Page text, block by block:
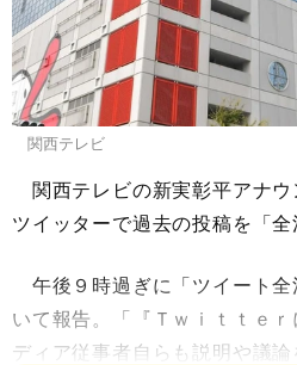
関西テレビ
関西テレビの新実彰平アナウ
ツイッターで過去の投稿を「全
午後９時過ぎに「ツイート全
いて報告。「『Ｔｗｉｔｔｅ
ディア従事者自らも説明や議